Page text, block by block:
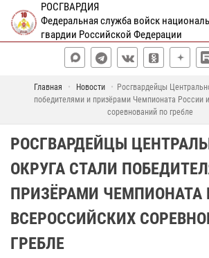
РОСГВАРДИЯ
Федеральная служба войск
гвардии Российской Федерации
Главная Новости
Росгвардейцы
победителями и призёрами Чемпионата России
соревнований по гребле
РОСГВАРДЕЙЦЫ
ОКРУГА СТАЛИ
ПРИЗЁРАМИ ЧЕМПИОНАТА
ВСЕРОССИЙСКИХ
ГРЕБЛЕ